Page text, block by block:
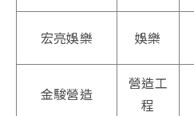
宏亮娛樂 娛樂
金駿營造
營造工
程